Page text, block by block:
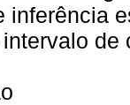
inferência
de